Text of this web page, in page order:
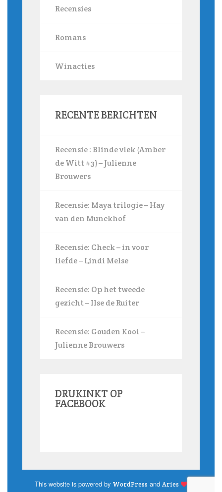
Recensies
Romans
Winacties
RECENTE BERICHTEN
Recensie : Blinde vlek (Amber
de Witt #3) – Julienne
Brouwers
Recensie: Maya trilogie – Hay
van den Munckhof
Recensie: Check – in voor
liefde – Lindi Melse
Recensie: Op het tweede
gezicht – Ilse de Ruiter
Recensie: Gouden Kooi –
Julienne Brouwers
DRUKINKT OP
FACEBOOK
This website is powered by WordPress and Aries